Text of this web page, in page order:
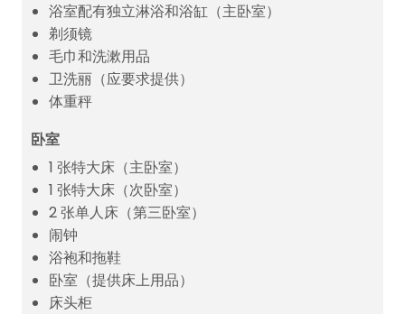
浴室配有独立淋浴和浴缸（主卧室）
剃须镜
毛巾和洗漱用品
卫洗丽（应要求提供）
体重秤
卧室
1 张特大床（主卧室）
1 张特大床（次卧室）
2 张单人床（第三卧室）
闹钟
浴袍和拖鞋
卧室（提供床上用品）
床头柜